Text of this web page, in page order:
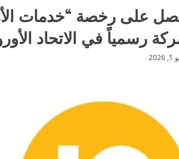
على رخصة “خدمات
رسمياً في الاتحاد